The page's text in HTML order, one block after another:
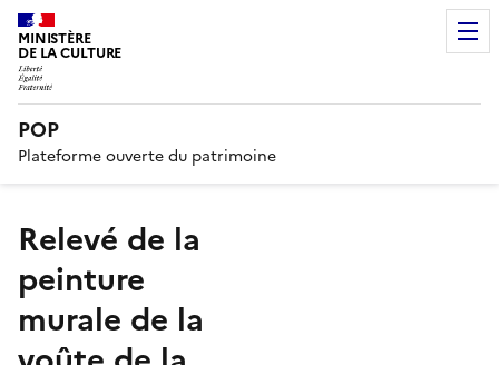
MINISTÈRE
DE LA CULTURE
POP
Plateforme ouverte du patrimoine
Relevé de la
peinture
murale de la